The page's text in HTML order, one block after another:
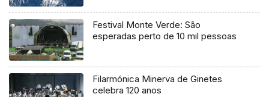
Festival Monte Verde: São
esperadas perto de 10 mil pessoas
Filarmónica Minerva de Ginetes
celebra 120 anos